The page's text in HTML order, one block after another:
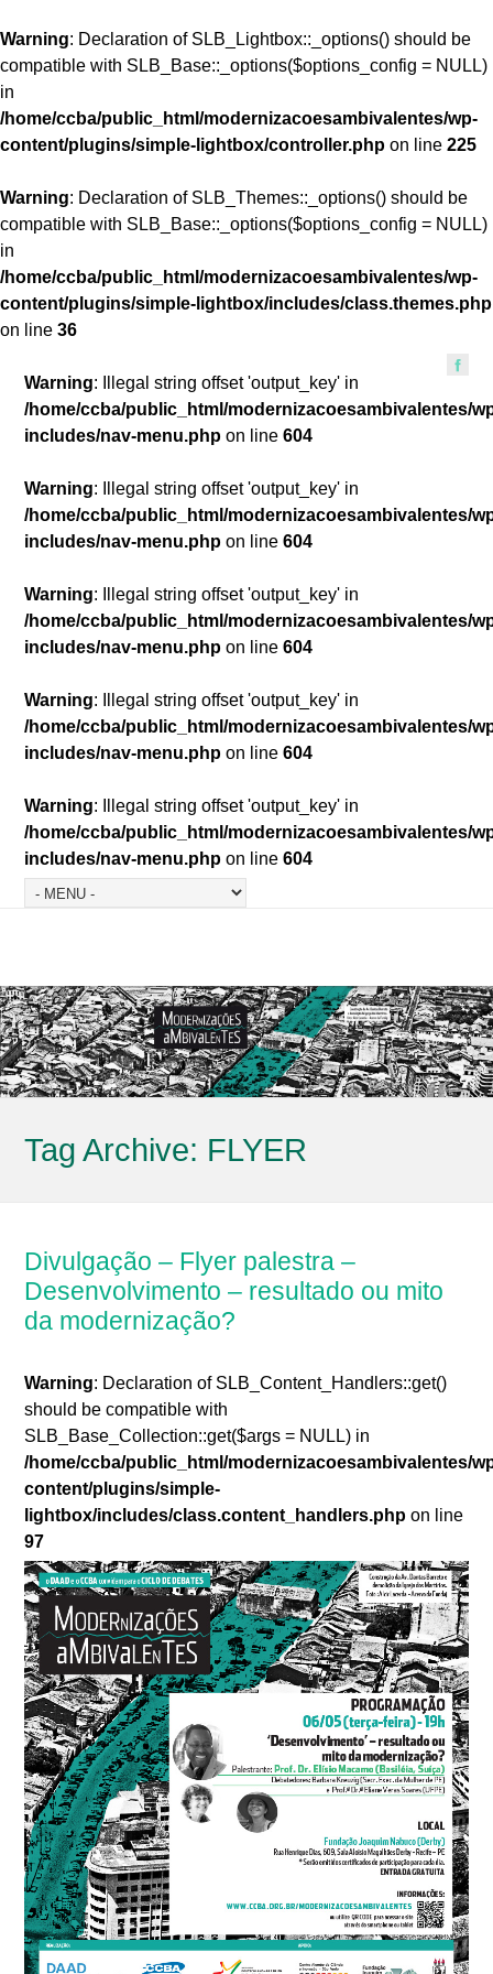
Warning: Declaration of SLB_Lightbox::_options() should be
compatible with SLB_Base::_options($options_config = NULL)
in
/home/ccba/public_html/modernizacoesambivalentes/wp-
content/plugins/simple-lightbox/controller.php on line 225
Warning: Declaration of SLB_Themes::_options() should be
compatible with SLB_Base::_options($options_config = NULL)
in
/home/ccba/public_html/modernizacoesambivalentes/wp-
content/plugins/simple-lightbox/includes/class.themes.php
on line 36
Warning: Illegal string offset 'output_key' in
/home/ccba/public_html/modernizacoesambivalentes/
includes/nav-menu.php on line604
Warning: Illegal string offset 'output_key' in
/home/ccba/public_html/modernizacoesambivalentes/
includes/nav-menu.php on line604
Warning: Illegal string offset 'output_key' in
/home/ccba/public_html/modernizacoesambivalentes/
includes/nav-menu.php on line604
Warning: Illegal string offset 'output_key' in
/home/ccba/public_html/modernizacoesambivalentes/
includes/nav-menu.php on line604
Warning: Illegal string offset 'output_key' in
/home/ccba/public_html/modernizacoesambivalentes/
includes/nav-menu.php on line604
Tag Archive: FLYER
Divulgação – Flyer palestra –
Desenvolvimento – resultado ou mito
da modernização?
Warning: Declaration of SLB_Content_Handlers::get()
should be compatible with
SLB_Base_Collection::get($args = NULL) in
/home/ccba/public_html/modernizacoesambivalentes/
content/plugins/simple-
lightbox/includes/class.content_handlers.php on line
97